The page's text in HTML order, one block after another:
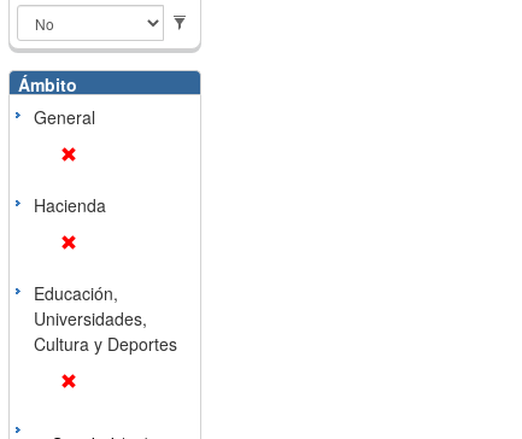
Ámbito
General
Hacienda
Educación,
Universidades,
Cultura y Deportes